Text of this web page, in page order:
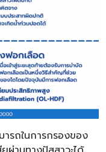
ารถในการกรองของ